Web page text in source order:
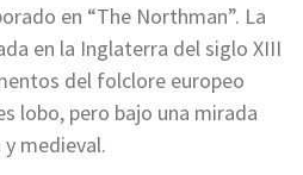
en “The Northman”. La
en la Inglaterra del siglo XIII
del folclore europeo
lobo, pero bajo una mirada
medieval.